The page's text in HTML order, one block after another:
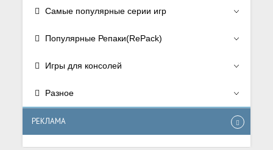
Самые популярные серии игр
Популярные Репаки(RePack)
Игры для консолей
Разное
РЕКЛАМА